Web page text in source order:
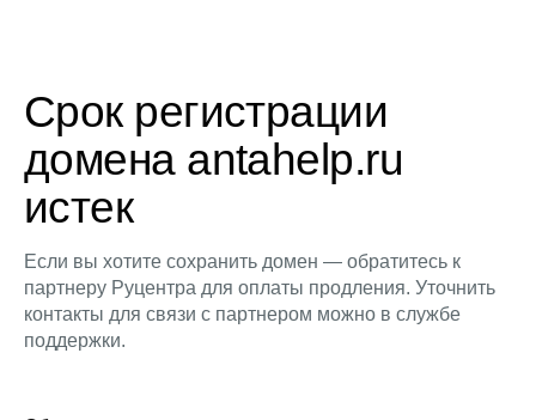
Срок регистрации
домена antahelp.ru
истек
Если вы хотите сохранить домен — обратитесь к
партнеру Руцентра для оплаты продления. Уточнить
контакты для связи с партнером можно в службе
поддержки.